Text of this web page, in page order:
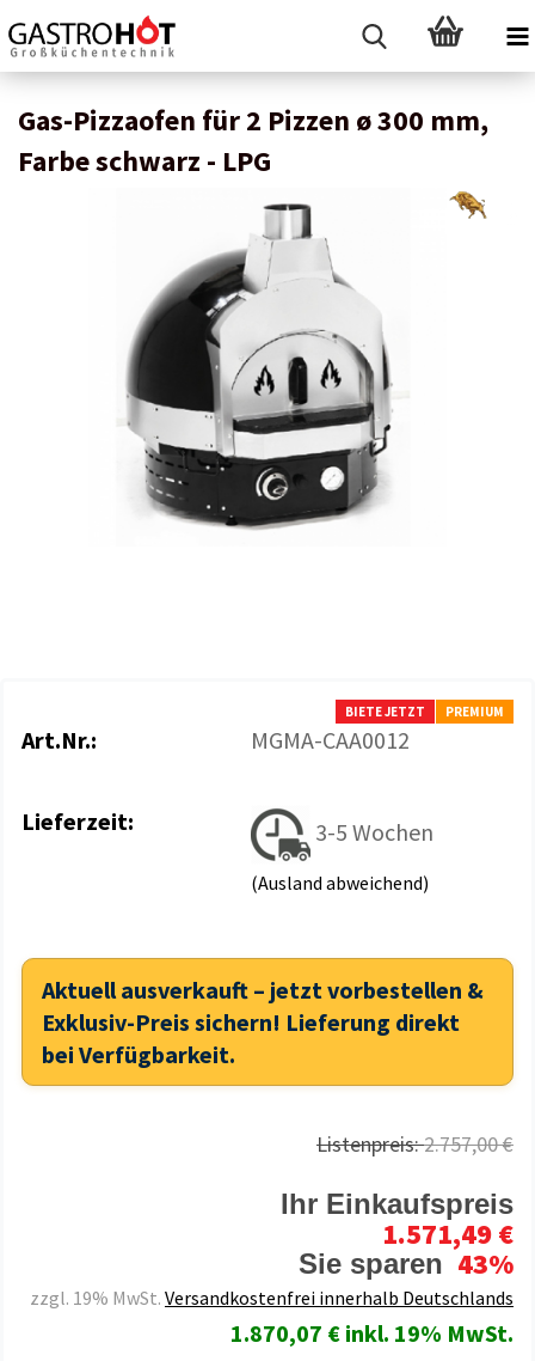
Gas-Pizzaofen für 2 Pizzen ø 300 mm,
Farbe schwarz - LPG
BIETE JETZT PREMIUM
Art.Nr.: MGMA-CAA0012
Lieferzeit: 3-5 Wochen
(Ausland abweichend)
Aktuell ausverkauft – jetzt vorbestellen &
Exklusiv-Preis sichern! Lieferung direkt
bei Verfügbarkeit.
Listenpreis:2.757,00 €
Ihr Einkaufspreis
1.571,49 €
Sie sparen 43%
zzgl. 19% MwSt. Versandkostenfrei innerhalb Deutschlands
1.870,07 € inkl. 19% MwSt.